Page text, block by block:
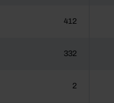
412
332
2